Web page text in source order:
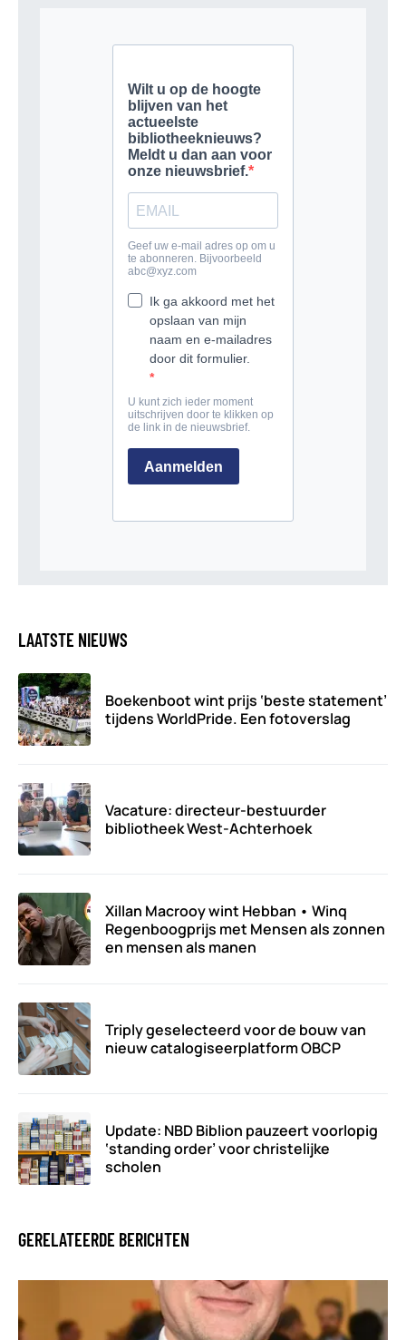
LAATSTE NIEUWS
Boekenboot wint prijs ‘beste statement’
tijdens WorldPride. Een fotoverslag
Vacature: directeur-bestuurder
bibliotheek West-Achterhoek
Xillan Macrooy wint Hebban • Winq
Regenboogprijs met Mensen als zonnen
en mensen als manen
Triply geselecteerd voor de bouw van
nieuw catalogiseerplatform OBCP
Update: NBD Biblion pauzeert voorlopig
‘standing order’ voor christelijke
scholen
GERELATEERDE BERICHTEN